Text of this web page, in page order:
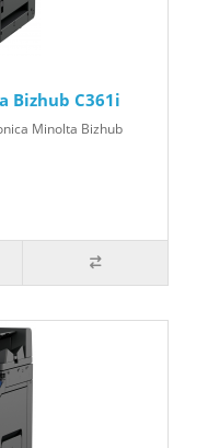
Bizhub C361i
Minolta Bizhub